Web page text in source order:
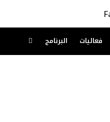
فعاليات البرنامج